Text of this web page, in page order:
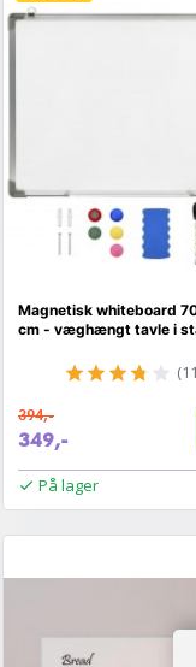
Magnetisk whiteboard
cm - væghængt tavle i
394,-
349,-
På lager